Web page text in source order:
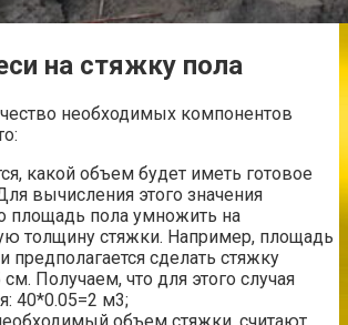
на стяжку пола
необходимых компонентов
какой объем будет иметь готовое
вычисления этого значения
площадь пола умножить на
толщину стяжки. Например, площадь
предполагается сделать стяжку
Получаем, что для этого случая
40*0.05=2 м3;